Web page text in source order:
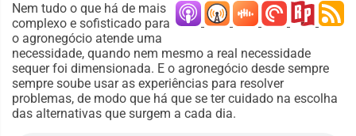
Nem tudo o que há de mais
complexo e sofisticado para
o agronegócio atende uma
necessidade, quando nem mesmo a real necessidade
sequer foi dimensionada. E o agronegócio desde sempre
sempre soube usar as experiências para resolver
problemas, de modo que há que se ter cuidado na escolha
das alternativas que surgem a cada dia.